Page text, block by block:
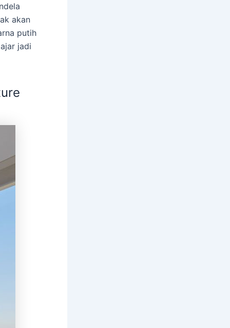
akan
putih
jadi